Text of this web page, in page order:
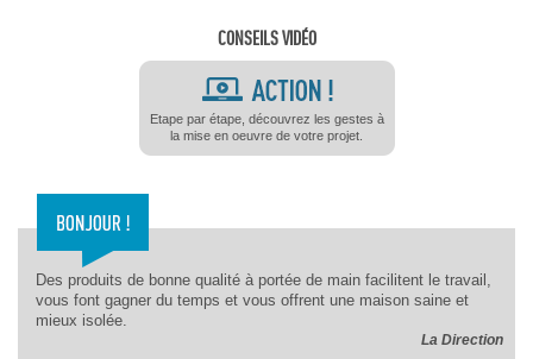
CONSEILS VIDÉO
Etape par étape, découvrez les gestes à
la mise en oeuvre de votre projet.
Des produits de bonne qualité à portée de main facilitent le travail,
vous font gagner du temps et vous offrent une maison saine et
mieux isolée.
La Direction